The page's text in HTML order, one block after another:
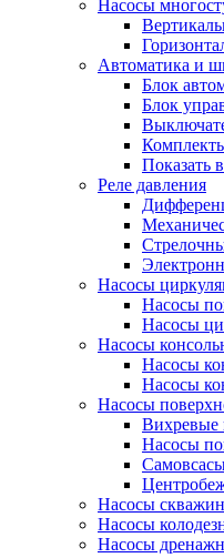
Насосы
Автоматика и
Блок
Блок
Показать
Реле давления
Насосы
Насосы
Насосы
Насосы
Насосы
Насосы
Насосы
Вихревые
Насосы
Насосы
Насосы
Насосы